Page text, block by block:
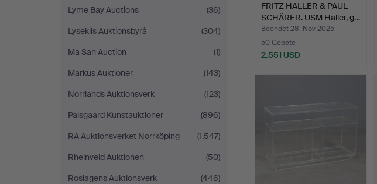
Lyme Bay Auctions
(36)
Lysekils Auktionsbyrå
(304)
Ma San Auction
(1)
Markus Auktioner
(143)
Norrlands Auktionsverk
(123)
Palsgaard Kunstauktioner
(896)
RA Auktionsverket Norrköping
(1.547)
Rheinveld Auktionen
(50)
Roslagens Auktionsverk
(446)
FRITZ HALLER & PAUL
SCHÄRER. USM Haller, g…
Beendet 28. Nov 2025
50 Gebote
2.551 USD